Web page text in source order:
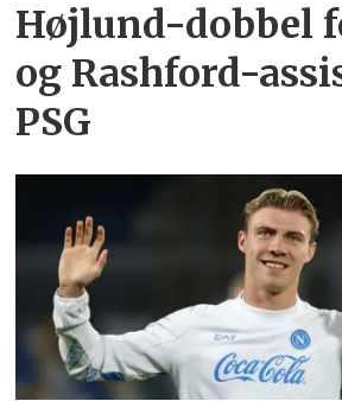
Højlund-dobbel
og Rashford-
PSG